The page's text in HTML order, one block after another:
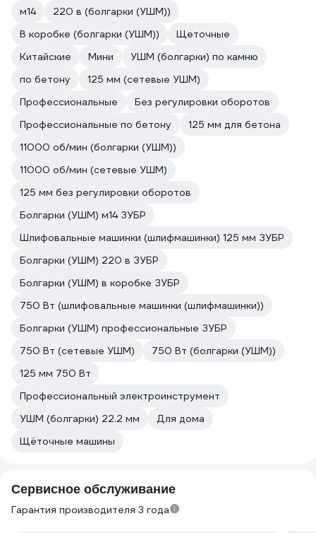
м14
220 в (болгарки (УШМ))
В коробке (болгарки (УШМ))
Щеточные
Китайские
Мини
УШМ (болгарки) по камню
по бетону
125 мм (сетевые УШМ)
Профессиональные
Без регулировки оборотов
Профессиональные по бетону
125 мм для бетона
11000 об/мин (болгарки (УШМ))
11000 об/мин (сетевые УШМ)
125 мм без регулировки оборотов
Болгарки (УШМ) м14 ЗУБР
Шлифовальные машинки (шлифмашинки) 125 мм ЗУБР
Болгарки (УШМ) 220 в ЗУБР
Болгарки (УШМ) в коробке ЗУБР
750 Вт (шлифовальные машинки (шлифмашинки))
Болгарки (УШМ) профессиональные ЗУБР
750 Вт (сетевые УШМ)
750 Вт (болгарки (УШМ))
125 мм 750 Вт
Профессиональный электроинструмент
УШМ (болгарки) 22.2 мм
Для дома
Щёточные машины
Сервисное обслуживание
Гарантия производителя 3 года